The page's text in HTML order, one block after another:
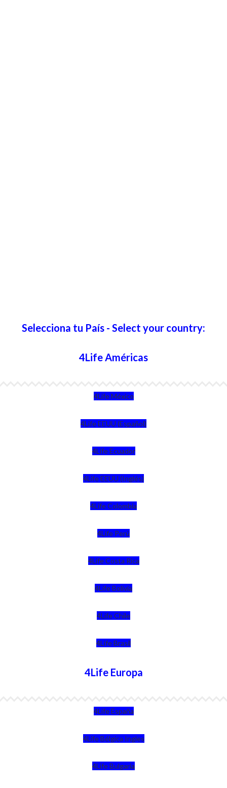
Selecciona tu País - Select your country:
4Life Américas
4Life México
4Life EEUU (Español)
4Life Ecuador
4Life EEUU (Inglés)
4Life Colombia
4Life Perú
4Life Costa Rica
4Life Bolivia
4Life Chile
4Life Brasil
4Life Europa
4Life España
4Life Bélgica Ingles
4Life Bulgaria